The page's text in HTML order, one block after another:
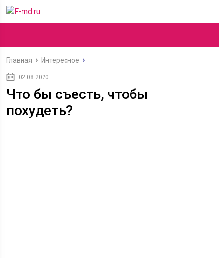
Главная Интересное
02.08.2020
Что бы съесть, чтобы
похудеть?